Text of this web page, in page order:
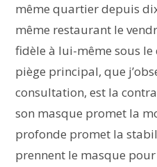
même quartier depuis
même restaurant le
fidèle à lui-même sous le
piège principal, que
consultation, est la
son masque promet la
profonde promet la
prennent le masque